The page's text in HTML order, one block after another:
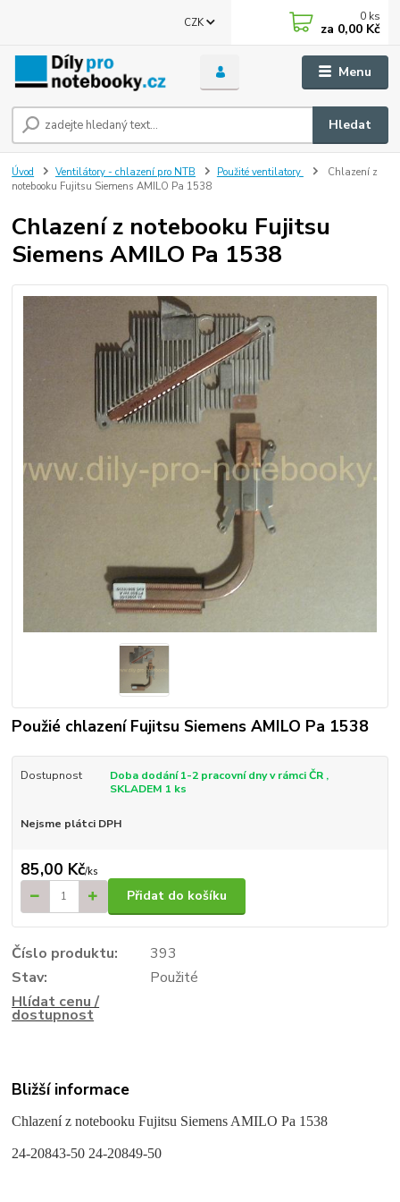
Menu
CZK
Hledat
0 ks
za 0,00 Kč
Úvod Ventilátory - chlazení pro NTB Použité ventilatory
Chlazení z
notebooku Fujitsu Siemens AMILO Pa 1538
Chlazení z notebooku Fujitsu
Siemens AMILO Pa 1538
Použié chlazení Fujitsu Siemens AMILO Pa 1538
Dostupnost
Doba dodání 1-2 pracovní dny v rámci ČR ,
SKLADEM 1 ks
Nejsme plátci DPH
85,00 Kč/ks
Přidat do košíku
Číslo produktu:
393
Stav:
Použité
Hlídat cenu /
dostupnost
Bližší informace
Chlazení z notebooku Fujitsu Siemens AMILO Pa 1538
24-20843-50 24-20849-50